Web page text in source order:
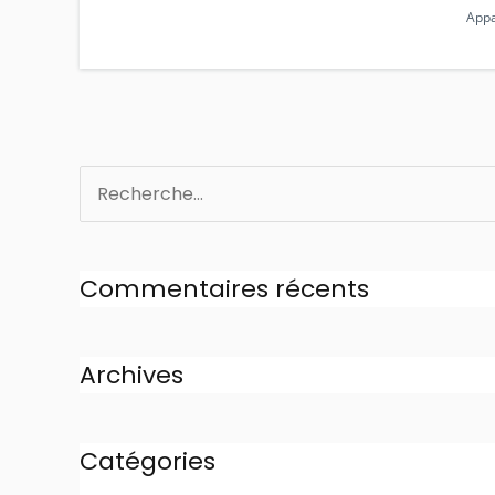
Rechercher :
Commentaires récents
Archives
Catégories